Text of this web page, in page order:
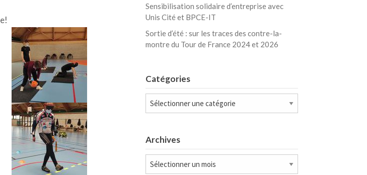
Sensibilisation solidaire d’entreprise avec
Unis Cité et BPCE-IT
Sortie d’été : sur les traces des contre-la-
montre du Tour de France 2024 et 2026
Catégories
Catégories
Archives
Archives